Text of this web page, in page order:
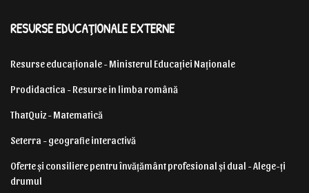
RESURSE EDUCAȚIONALE EXTERNE
Resurse educaționale - Ministerul Educației Naționale
Prodidactica - Resurse in limba română
ThatQuiz - Matematică
Seterra - geografie interactivă
Oferte și consiliere pentru învățământ profesional și dual - Alege-ți
drumul